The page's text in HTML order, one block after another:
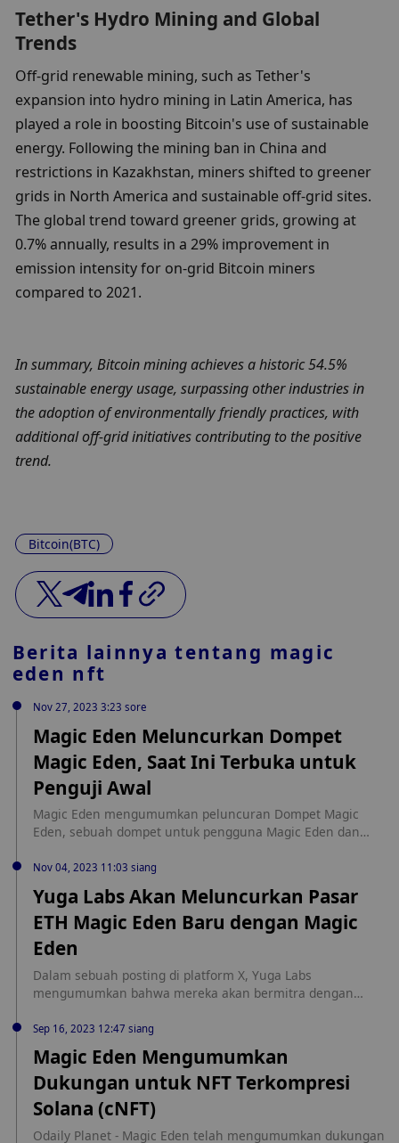
Tether's Hydro Mining and Global
Trends
Off-grid renewable mining, such as Tether's
expansion into hydro mining in Latin America, has
played a role in boosting Bitcoin's use of sustainable
energy. Following the mining ban in China and
restrictions in Kazakhstan, miners shifted to greener
grids in North America and sustainable off-grid sites.
The global trend toward greener grids, growing at
0.7% annually, results in a 29% improvement in
emission intensity for on-grid Bitcoin miners
compared to 2021.
In summary, Bitcoin mining achieves a historic 54.5%
sustainable energy usage, surpassing other industries in
the adoption of environmentally friendly practices, with
additional off-grid initiatives contributing to the positive
trend.
Bitcoin(BTC)
Berita lainnya tentang magic
eden nft
Nov 27, 2023 3:23 sore
Magic Eden Meluncurkan Dompet
Magic Eden, Saat Ini Terbuka untuk
Penguji Awal
Magic Eden mengumumkan peluncuran Dompet Magic
Eden, sebuah dompet untuk pengguna Magic Eden dan
Versi Beta sekarang sudah aktif dan hanya tersedia untuk
sekelompok kecil penguji awal.
Nov 04, 2023 11:03 siang
Yuga Labs Akan Meluncurkan Pasar
ETH Magic Eden Baru dengan Magic
Eden
Dalam sebuah posting di platform X, Yuga Labs
mengumumkan bahwa mereka akan bermitra dengan
baru, yang digambarkan oleh Yuga Labs sebagai pasar ETH
pertama yang secara kontraktual berkomitmen untuk
menghormati royalti pencipta, yang akan diluncurkan pada
akhir tahun 2023.
Sep 16, 2023 12:47 siang
Magic Eden Mengumumkan
Dukungan untuk NFT Terkompresi
Solana (cNFT)
Odaily Planet - Magic Eden telah mengumumkan dukungan